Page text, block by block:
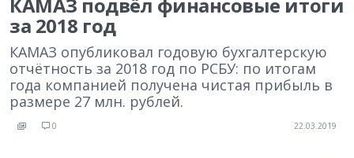
за 2018 год
КАМАЗ опубликовал годовую бухгалтерскую
отчётность за 2018 год по РСБУ: по итогам
года компанией получена чистая прибыль в
размере 27 млн. рублей.
0 22.03.2019